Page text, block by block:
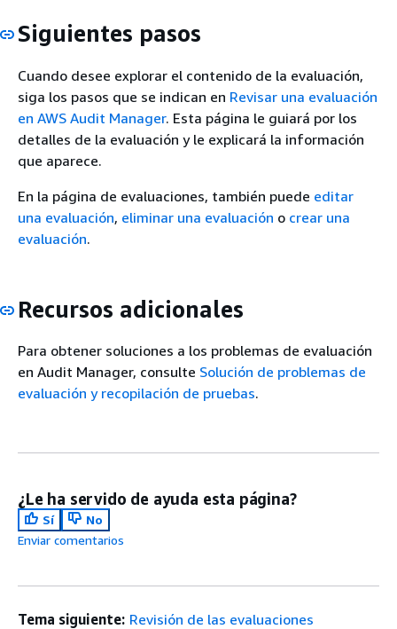
Siguientes pasos
Cuando desee explorar el contenido de la evaluación,
siga los pasos que se indican en Revisar una evaluación
en AWS Audit Manager. Esta página le guiará por los
detalles de la evaluación y le explicará la información
que aparece.
En la página de evaluaciones, también puede editar
una evaluación, eliminar una evaluación o crear una
evaluación.
Recursos adicionales
Para obtener soluciones a los problemas de evaluación
en Audit Manager, consulte Solución de problemas de
evaluación y recopilación de pruebas.
¿Le ha servido de ayuda esta página?
Sí
No
Enviar comentarios
Tema siguiente: Revisión de las evaluaciones